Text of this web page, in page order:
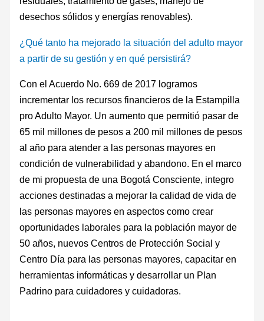
desechos sólidos y energías renovables).
¿Qué tanto ha mejorado la situación del adulto mayor
a partir de su gestión y en qué persistirá?
Con el Acuerdo No. 669 de 2017 logramos
incrementar los recursos financieros de la Estampilla
pro Adulto Mayor. Un aumento que permitió pasar de
65 mil millones de pesos a 200 mil millones de pesos
al año para atender a las personas mayores en
condición de vulnerabilidad y abandono. En el marco
de mi propuesta de una Bogotá Consciente, integro
acciones destinadas a mejorar la calidad de vida de
las personas mayores en aspectos como crear
oportunidades laborales para la población mayor de
50 años, nuevos Centros de Protección Social y
Centro Día para las personas mayores, capacitar en
herramientas informáticas y desarrollar un Plan
Padrino para cuidadores y cuidadoras.